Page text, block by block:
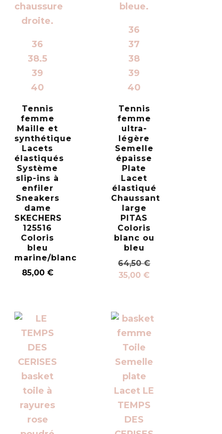
36
38.5
39
40
Tennis
femme
Maille et
synthétique
Lacets
élastiqués
Système
slip-ins à
enfiler
Sneakers
dame
SKECHERS
125516
Coloris
bleu
marine/blanc
85,00 €
36
37
38
39
40
Tennis
femme
ultra-
légère
Semelle
épaisse
Plate
Lacet
élastiqué
Chaussant
large
PITAS
Coloris
blanc ou
bleu
64,50€
35,00€